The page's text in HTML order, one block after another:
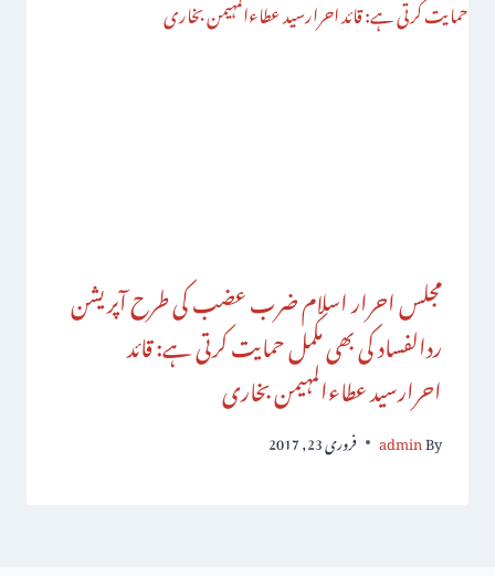
مجلس احرار اسلام ضرب عضب کی طرح آپریشن
ردالفساد کی بھی مکمل حمایت کرتی ہے: قائد
احرارسید عطاءالمہیمن بخاری
By
admin فروری 23, 2017